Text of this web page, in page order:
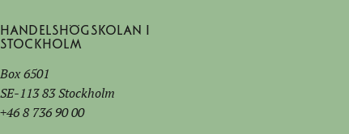
Handelshögskolan i
Stockholm
Box 6501
SE-113 83 Stockholm
+46 8 736 90 00